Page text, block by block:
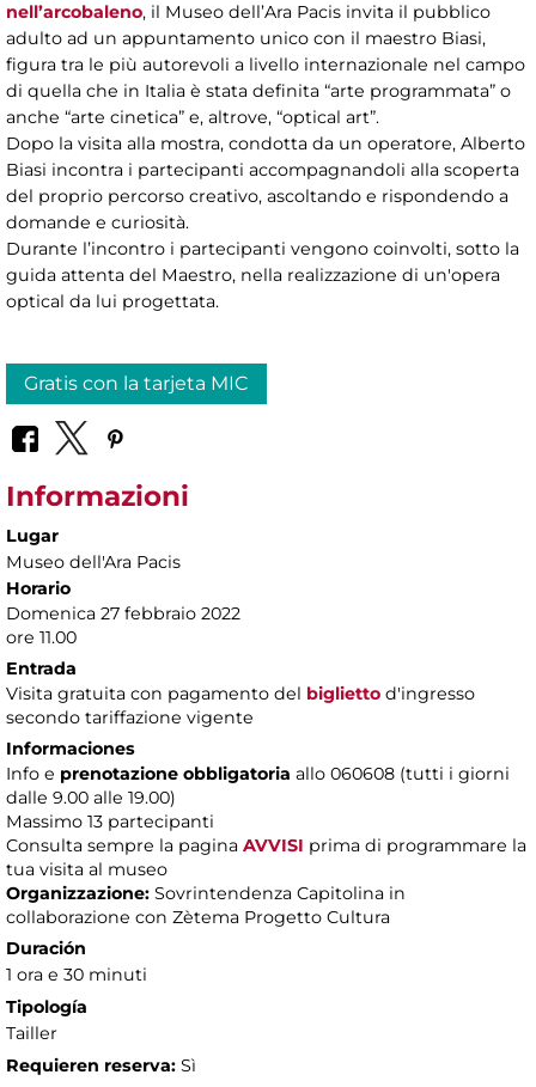
nell’arcobaleno, il Museo dell’Ara Pacis invita il pubblico
adulto ad un appuntamento unico con il maestro Biasi,
figura tra le più autorevoli a livello internazionale nel campo
di quella che in Italia è stata definita “arte programmata” o
anche “arte cinetica” e, altrove, “optical art”.
Dopo la visita alla mostra, condotta da un operatore, Alberto
Biasi incontra i partecipanti accompagnandoli alla scoperta
del proprio percorso creativo, ascoltando e rispondendo a
domande e curiosità.
Durante l’incontro i partecipanti vengono coinvolti, sotto la
guida attenta del Maestro, nella realizzazione di un'opera
optical da lui progettata.
Gratis con la tarjeta MIC
Informazioni
Lugar
Museo dell'Ara Pacis
Horario
Domenica 27 febbraio 2022
ore 11.00
Entrada
Visita gratuita con pagamento del biglietto d'ingresso
secondo tariffazione vigente
Informaciones
Info e prenotazione obbligatoria allo 060608 (tutti i giorni
dalle 9.00 alle 19.00)
Massimo 13 partecipanti
Consulta sempre la pagina AVVISI prima di programmare la
tua visita al museo
Organizzazione: Sovrintendenza Capitolina in
collaborazione con Zètema Progetto Cultura
Duración
1 ora e 30 minuti
Tipología
Tailler
Requieren reserva: Sì